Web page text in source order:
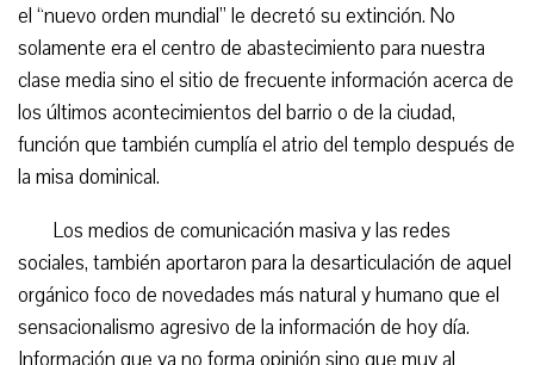
el “nuevo orden mundial” le decretó su extinción. No
solamente era el centro de abastecimiento para nuestra
clase media sino el sitio de frecuente información acerca de
los últimos acontecimientos del barrio o de la ciudad,
función que también cumplía el atrio del templo después de
la misa dominical.
Los medios de comunicación masiva y las redes
sociales, también aportaron para la desarticulación de aquel
orgánico foco de novedades más natural y humano que el
sensacionalismo agresivo de la información de hoy día.
Información que ya no forma opinión sino que muy al